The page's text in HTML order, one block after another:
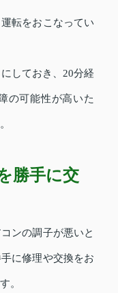
転をおこなってい
しておき、20分経
の可能性が高いた
勝手に交
ンの調子が悪いと
に修理や交換をお
。